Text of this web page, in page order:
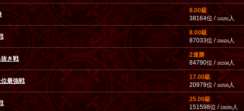
8.00級
38164位 /110261人
8.00級
87033位 /226424人
き戦
2連勝
84790位 /161538人
最強戦
17.00級
20979位 / 162526人
25.00級
151598位 /228250人